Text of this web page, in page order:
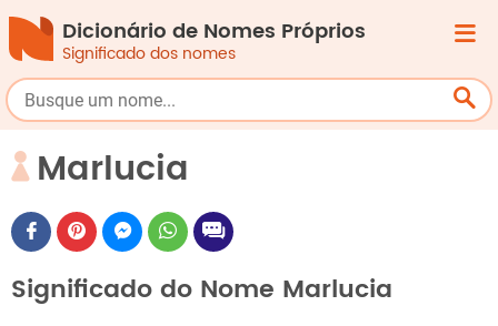
Dicionário de Nomes Próprios
Significado dos nomes
Marlucia
Significado do Nome Marlucia